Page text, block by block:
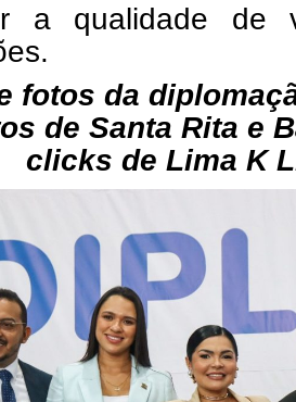
a qualidade de
fotos da
de Santa Rita e
clicks de Lima K